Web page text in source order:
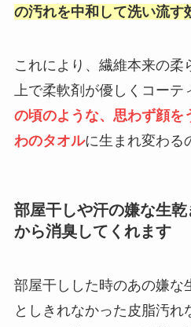
の汚れを中和して洗い流す
これにより、繊維本来の柔
上で柔軟剤が優しくコーテ
の頃のような、思わず顔を
わのタオルに生まれ変わる
部屋干しや汗の嫌な生
から消臭してくれます
部屋干しした時のあの嫌な
としきれなかった皮脂汚れ